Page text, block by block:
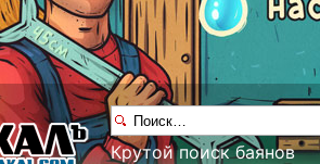
Крутой поиск баянов